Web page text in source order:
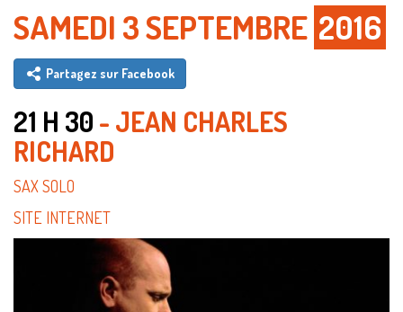
SAMEDI 3 SEPTEMBRE 2016
Partagez sur Facebook
21 H 30 - JEAN CHARLES
RICHARD
SAX SOLO
SITE INTERNET